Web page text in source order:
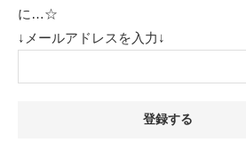
に…☆
↓メールアドレスを入力↓